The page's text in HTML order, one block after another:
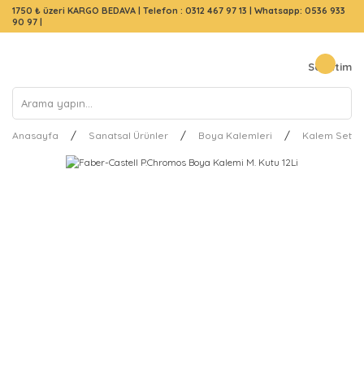
1750 ₺ üzeri KARGO BEDAVA | Telefon : 0312 467 97 13 | Whatsapp: 0536 933
90 97 |
Sepetim
Anasayfa Sanatsal Ürünler Boya Kalemleri Kalem